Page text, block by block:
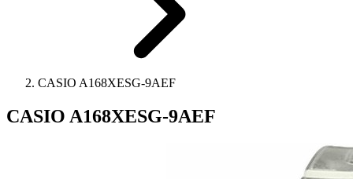
CASIO A168XESG-9AEF
CASIO A168XESG-9AEF